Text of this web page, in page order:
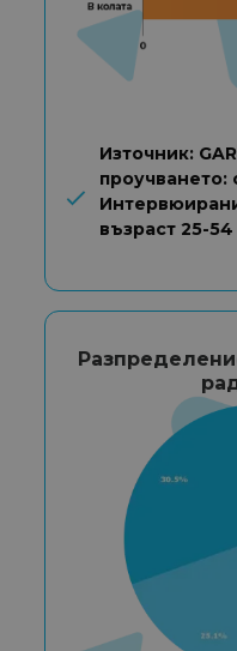
Източник:
проучването:
възраст 25-54